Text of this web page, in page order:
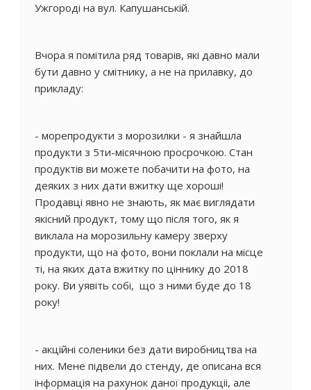
Ужгороді на вул. Капушанській.
Вчора я помітила ряд товарів, які давно мали
бути давно у смітнику, а не на прилавку, до
прикладу:
- морепродукти з морозилки - я знайшла
продукти з 5ти-місячною просрочкою. Стан
продуктів ви можете побачити на фото, на
деяких з них дати вжитку ще хороші!
Продавці явно не знають, як має виглядати
якісний продукт, тому що після того, як я
виклала на морозильну камеру зверху
продукти, що на фото, вони поклали на місце
ті, на яких дата вжитку по ціннику до 2018
року. Ви уявіть собі, що з ними буде до 18
року!
- акційні соленики без дати виробництва на
них. Мене підвели до стенду, де описана вся
інформація на рахунок даної продукціі, але